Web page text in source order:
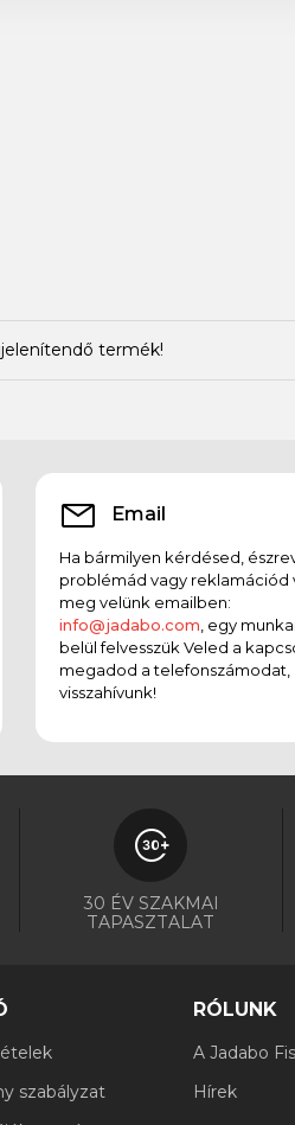
termék!
Email
Ha bármilyen kérdésed,
problémád vagy reklamációd
meg velünk emailben:
info@jadabo.com , egy
belül felvesszük Veled a
megadod a telefonszámodat,
visszahívunk!
30 ÉV SZAKMAI
TAPASZTALAT
szabályzat
RÓLUNK
A Jadabo
Hírek